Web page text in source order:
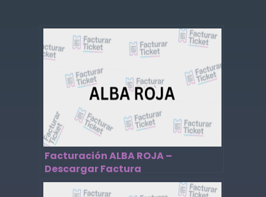
Facturación ALBA ROJA –
Descargar Factura